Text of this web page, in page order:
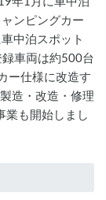
ンピングカー
中泊スポット
車両は約500台
ー仕様に改造す
造・改造・修理
業も開始しまし